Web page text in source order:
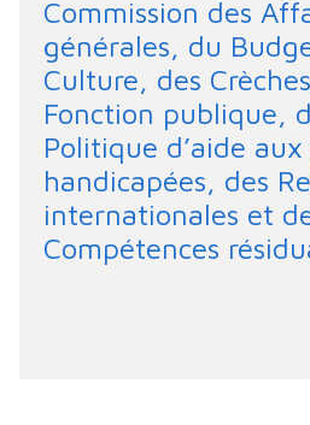
Commission des
générales, du
Culture, des
Fonction publique,
Politique d’aide
handicapées, des
internationales et
Compétences